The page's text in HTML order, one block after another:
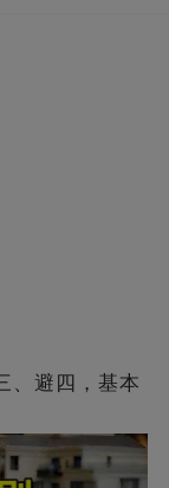
、避四，基本